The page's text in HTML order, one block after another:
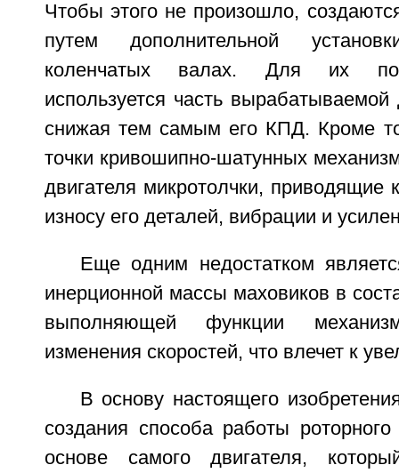
Чтобы этого не произошло,
путем дополнительной
коленчатых валах. Для их
используется часть вырабатываемой
снижая тем самым его КПД. Кроме
точки кривошипно-шатунных
двигателя микротолчки, приводящие
износу его деталей, вибрации и
Еще одним недостатком
инерционной массы маховиков в
выполняющей функции
изменения скоростей, что влечет к
В основу настоящего
создания способа работы
основе самого двигателя,